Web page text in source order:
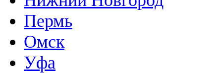
Пермь
Омск
Уфа